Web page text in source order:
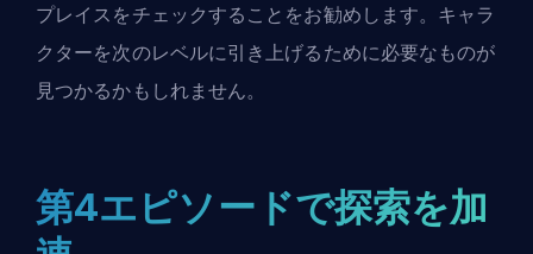
プレイスをチェックすることをお勧めします。キャラ
クターを次のレベルに引き上げるために必要なものが
見つかるかもしれません。
第4エピソードで探索を加